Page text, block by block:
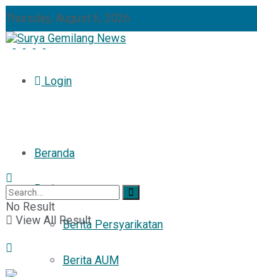
Thursday, August 6, 2026
Login
Beranda
Berita
Berita Persyarikatan
Berita AUM
No Result
View All Result